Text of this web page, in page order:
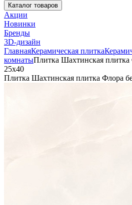
Каталог товаров
Акции
Новинки
Бренды
3D-дизайн
ГлавнаяКерамическая плитка
комнатыПлитка Шахтинская плитка
25х40
Плитка Шахтинская плитка Флора